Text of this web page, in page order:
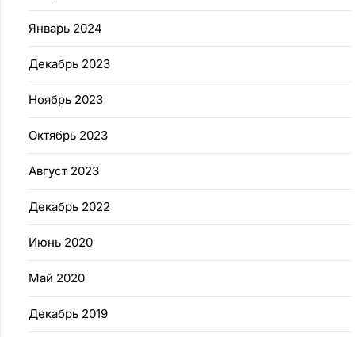
Январь 2024
Декабрь 2023
Ноябрь 2023
Октябрь 2023
Август 2023
Декабрь 2022
Июнь 2020
Май 2020
Декабрь 2019